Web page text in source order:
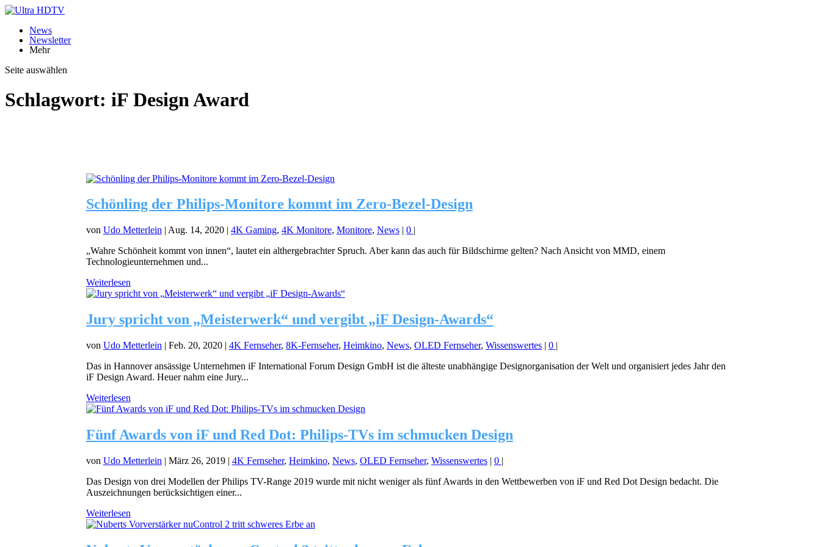
News
Newsletter
Mehr
Seite auswählen
Schlagwort: iF Design Award
Schönling der Philips-Monitore kommt im Zero-Bezel-Design
von Udo Metterlein | Aug. 14, 2020| 4K Gaming, 4K Monitore, Monitore, News| 0 |
„Wahre Schönheit kommt von innen“, lautet ein althergebrachter Spruch. Aber kann das auch für Bildschirme gelten? Nach Ansicht von MMD, einem
Technologieunternehmen und...
Weiterlesen
Jury spricht von „Meisterwerk“ und vergibt „iF Design-Awards“
von Udo Metterlein | Feb. 20, 2020| 4K Fernseher, 8K-Fernseher, Heimkino, News, OLED Fernseher, Wissenswertes| 0 |
Das in Hannover ansässige Unternehmen iF International Forum Design GmbH ist die älteste unabhängige Designorganisation der Welt und organisiert jedes Jahr den
iF Design Award. Heuer nahm eine Jury...
Weiterlesen
Fünf Awards von iF und Red Dot: Philips-TVs im schmucken Design
von Udo Metterlein | März 26, 2019| 4K Fernseher, Heimkino, News, OLED Fernseher, Wissenswertes| 0 |
Das Design von drei Modellen der Philips TV-Range 2019 wurde mit nicht weniger als fünf Awards in den Wettbewerben von iF und Red Dot Design bedacht. Die
Auszeichnungen berücksichtigen einer...
Weiterlesen